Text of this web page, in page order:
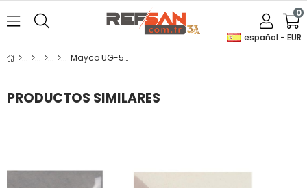
español - EUR
0
Mayco UG-53 Silver Grey (Gümüş Gri) Sır Altı Boya 59ml
PRODUCTOS SIMILARES